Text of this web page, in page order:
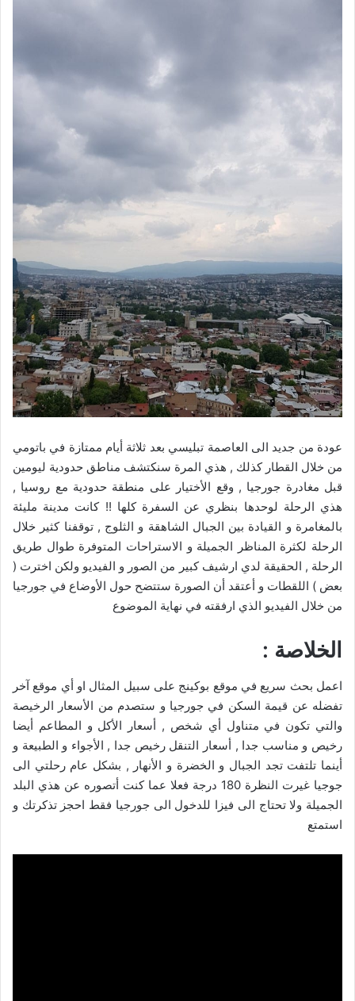
عودة من جديد الى العاصمة تبليسي بعد ثلاثة أيام ممتازة في باتومي
من خلال القطار كذلك , هذي المرة سنكتشف مناطق حدودية ليومين
قبل مغادرة جورجيا , وقع الأختيار على منطقة حدودية مع روسيا ,
هذي الرحلة لوحدها بنظري عن السفرة كلها !! كانت مدينة مليئة
بالمغامرة و القيادة بين الجبال الشاهقة و الثلوج , توقفنا كثير خلال
الرحلة لكثرة المناظر الجميلة و الاستراحات المتوفرة طوال طريق
الرحلة , الحقيقة لدي ارشيف كبير من الصور و الفيديو ولكن اخترت (
بعض ) اللقطات و أعتقد أن الصورة ستتضح حول الأوضاع في جورجيا
من خلال الفيديو الذي ارفقته في نهاية الموضوع
الخلاصة :
اعمل بحث سريع في موقع بوكينج على سبيل المثال او أي موقع آخر
تفضله عن قيمة السكن في جورجيا و ستصدم من الأسعار الرخيصة
والتي تكون في متناول أي شخص , أسعار الأكل و المطاعم أيضا
رخيص و مناسب جدا , أسعار التنقل رخيص جدا , الأجواء و الطبيعة و
أينما تلتفت تجد الجبال و الخضرة و الأنهار , بشكل عام رحلتي الى
جوجيا غيرت النظرة 180 درجة فعلا عما كنت أتصوره عن هذي البلد
الجميلة ولا تحتاج الى فيزا للدخول الى جورجيا فقط احجز تذكرتك و
استمتع